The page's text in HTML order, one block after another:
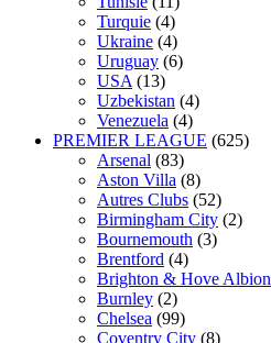
Turquie (4)
Ukraine (4)
Uruguay (6)
USA (13)
Uzbekistan (4)
Venezuela (4)
PREMIER LEAGUE (625)
Arsenal (83)
Aston Villa (8)
Autres Clubs (52)
Birmingham City (2)
Bournemouth (3)
Brentford (4)
Brighton & Hove Albion
Burnley (2)
Chelsea (99)
Coventry City (8)